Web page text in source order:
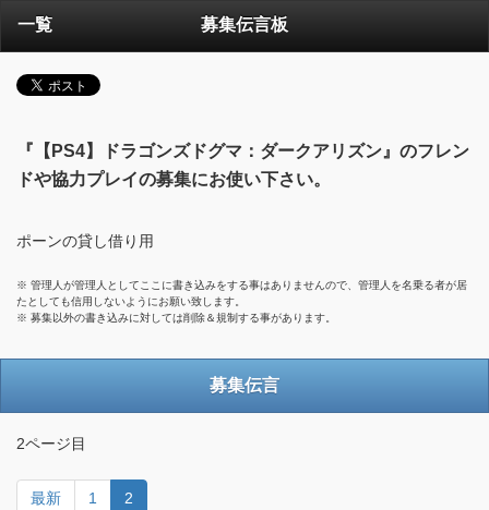
一覧 募集伝言板
『【PS4】ドラゴンズドグマ：ダークアリズン』のフレン
ドや協力プレイの募集にお使い下さい。
ポーンの貸し借り用
※ 管理人が管理人としてここに書き込みをする事はありませんので、管理人を名乗る者が居
たとしても信用しないようにお願い致します。
※ 募集以外の書き込みに対しては削除＆規制する事があります。
募集伝言
2ページ目
最新 1 2